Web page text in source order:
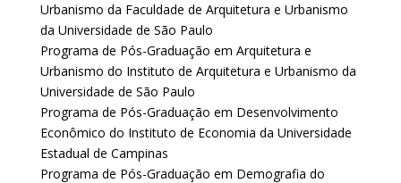
Urbanismo da Faculdade de Arquitetura e Urbanismo
da Universidade de São Paulo
Programa de Pós-Graduação em Arquitetura e
Urbanismo do Instituto de Arquitetura e Urbanismo da
Universidade de São Paulo
Programa de Pós-Graduação em Desenvolvimento
Econômico do Instituto de Economia da Universidade
Estadual de Campinas
Programa de Pós-Graduação em Demografia do